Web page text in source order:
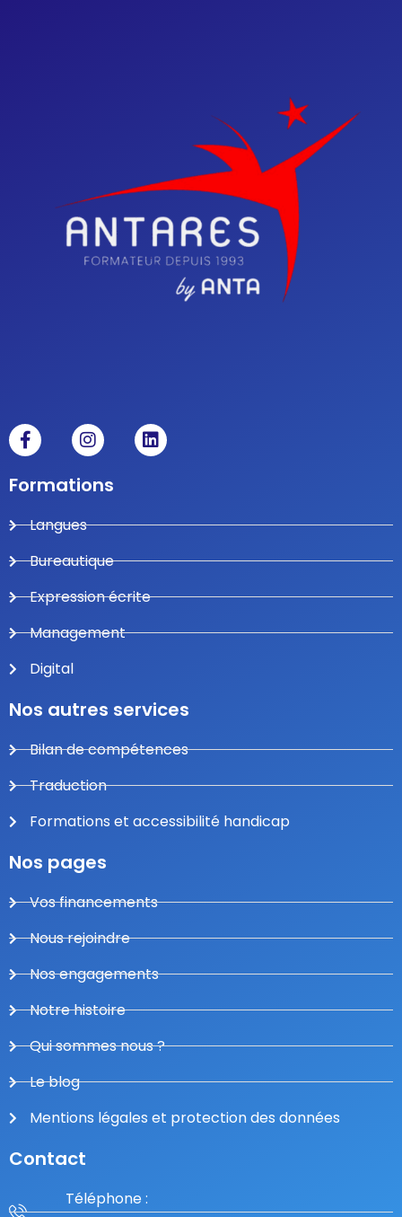
Formations
Langues
Bureautique
Expression écrite
Management
Digital
Nos autres services
Bilan de compétences
Traduction
Formations et accessibilité handicap
Nos pages
Vos financements
Nous rejoindre
Nos engagements
Notre histoire
Qui sommes nous ?
Le blog
Mentions légales et protection des données
Contact
Téléphone :